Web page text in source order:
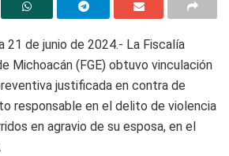
21 de junio de 2024.- La Fiscalía
Michoacán (FGE) obtuvo vinculación
justificada en contra de
responsable en el delito de violencia
en agravio de su esposa, en el